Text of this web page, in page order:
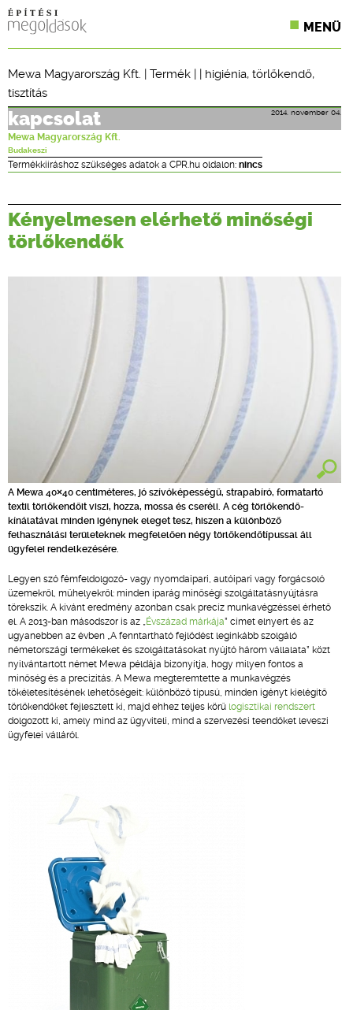
MENÜ
CPR TERMÉKKIÍRÁS
ÉPÍTÉSI JOG
ONLINE KÉPZÉSEK
TERVEZÉSI SEGÉDLETEK
Mewa Magyarország Kft. | Termék | | higiénia, törlőkendő,
tisztítás
2014. november 04.
kapcsolat
Mewa Magyarország Kft.
Budakeszi
Termékkiíráshoz szükséges adatok a CPR.hu oldalon: nincs
Kényelmesen elérhető minőségi
törlőkendők
A Mewa 40×40 centiméteres, jó szívóképességű, strapabíró, formatartó
textil törlőkendőit viszi, hozza, mossa és cseréli. A cég törlőkendő-
kínálatával minden igénynek eleget tesz, hiszen a különböző
felhasználási területeknek megfelelően négy törlőkendőtípussal áll
ügyfelei rendelkezésére.
Legyen szó fémfeldolgozó- vagy nyomdaipari, autóipari vagy forgácsoló
üzemekről, műhelyekről: minden iparág minőségi szolgáltatásnyújtásra
törekszik. A kívánt eredmény azonban csak precíz munkavégzéssel érhető
el. A 2013-ban másodszor is az „Évszázad márkája” címet elnyert és az
ugyanebben az évben „A fenntartható fejlődést leginkább szolgáló
németországi termékeket és szolgáltatásokat nyújtó három vállalata” közt
nyilvántartott német Mewa példája bizonyítja, hogy milyen fontos a
minőség és a precizitás. A Mewa megteremtette a munkavégzés
tökéletesítésének lehetőségeit: különböző típusú, minden igényt kielégítő
törlőkendőket fejlesztett ki, majd ehhez teljes körű logisztikai rendszert
dolgozott ki, amely mind az ügyviteli, mind a szervezési teendőket leveszi
ügyfelei válláról.